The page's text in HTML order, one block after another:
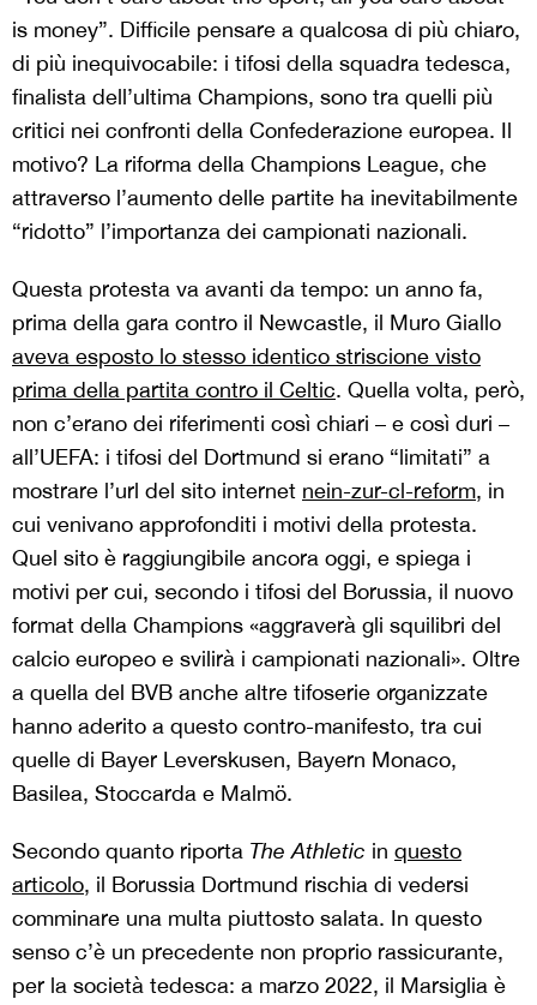
is money”. Difficile pensare a qualcosa di più chiaro,
di più inequivocabile: i tifosi della squadra tedesca,
finalista dell’ultima Champions, sono tra quelli più
critici nei confronti della Confederazione europea. Il
motivo? La riforma della Champions League, che
attraverso l’aumento delle partite ha inevitabilmente
“ridotto” l’importanza dei campionati nazionali.
Questa protesta va avanti da tempo: un anno fa,
prima della gara contro il Newcastle, il Muro Giallo
aveva esposto lo stesso identico striscione visto
prima della partita contro il Celtic. Quella volta, però,
non c’erano dei riferimenti così chiari – e così duri –
all’UEFA: i tifosi del Dortmund si erano “limitati” a
mostrare l’url del sito internet nein-zur-cl-reform, in
cui venivano approfonditi i motivi della protesta.
Quel sito è raggiungibile ancora oggi, e spiega i
motivi per cui, secondo i tifosi del Borussia, il nuovo
format della Champions «aggraverà gli squilibri del
calcio europeo e svilirà i campionati nazionali». Oltre
a quella del BVB anche altre tifoserie organizzate
hanno aderito a questo contro-manifesto, tra cui
quelle di Bayer Leverskusen, Bayern Monaco,
Basilea, Stoccarda e Malmö.
Secondo quanto riporta The Athletic in questo
articolo, il Borussia Dortmund rischia di vedersi
comminare una multa piuttosto salata. In questo
senso c’è un precedente non proprio rassicurante,
per la società tedesca: a marzo 2022, il Marsiglia è